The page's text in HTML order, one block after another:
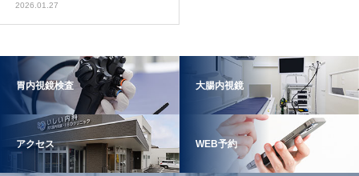
2026.01.27
胃内視鏡検査 大腸内視鏡
アクセス WEB予約